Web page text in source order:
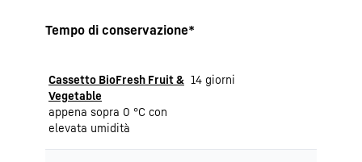
Tempo di conservazione*
Cassetto BioFresh Fruit &
Vegetable
appena sopra 0 °C con
elevata umidità
14 giorni